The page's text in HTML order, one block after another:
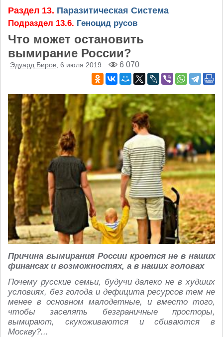
Раздел 13. Паразитическая Система
Подраздел 13.6. Геноцид русов
Что может остановить
вымирание России?
Эдуард Биров , 6 июля 2019 6 070
Причина вымирания России кроется не в наших
финансах и возможностях, а в наших головах
Почему русские семьи, будучи далеко не в худших
условиях, без голода и дефицита ресурсов тем не
менее в основном малодетные, и вместо того,
чтобы заселять безграничные просторы,
вымирают, скукоживаются и сбиваются в
Москву?...